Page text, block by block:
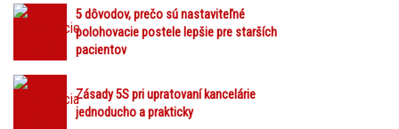
5 dôvodov, prečo sú nastaviteľné
polohovacie postele lepšie pre starších
pacientov
Zásady 5S pri upratovaní kancelárie
jednoducho a prakticky